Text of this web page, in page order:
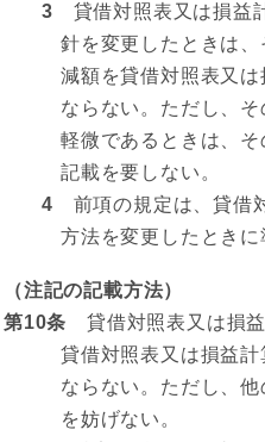
3 貸借対照表又は損益
針を変更したときは
減額を貸借対照表又
ならない。ただし、
軽微であるときは、
記載を要しない。
4 前項の規定は、貸借
方法を変更したときに
（注記の記載方法）
第10条 貸借対照表又は損益
貸借対照表又は損益
ならない。ただし、
を妨げない。